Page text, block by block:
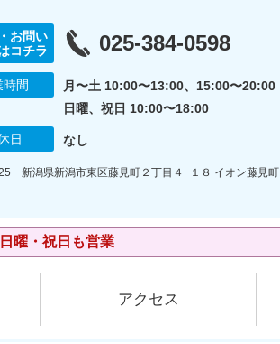
お問い
コチラ
025-384-0598
時間
月〜土 10:00〜13:00、15:00〜20:00
日曜、祝日 10:00〜18:00
日 なし
新潟県新潟市東区藤見町２丁目４−１８ イオン藤見町
曜・祝日も営業
アクセス